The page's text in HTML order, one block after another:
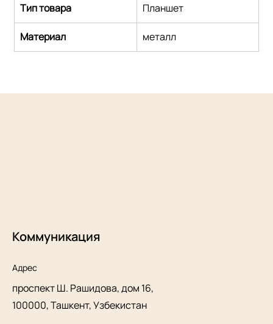
Тип товара Планшет
Материал металл
Коммуникация
Адрес
проспект Ш. Рашидова, дом 16,
100000, Ташкент, Узбекистан